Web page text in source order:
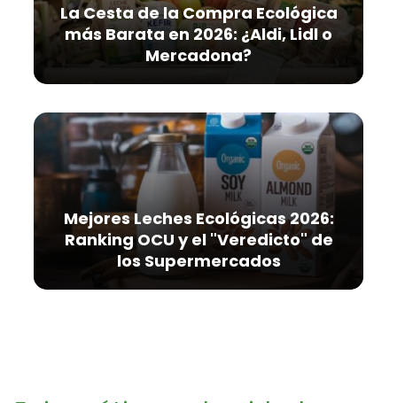
La Cesta de la Compra Ecológica
más Barata en 2026: ¿Aldi, Lidl o
Mercadona?
Mejores Leches Ecológicas 2026:
Ranking OCU y el "Veredicto" de
los Supermercados